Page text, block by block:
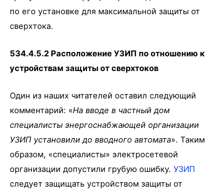
по его установке для максимальной защиты от
сверхтока.
534.4.5.2 Расположение УЗИП по отношению к
устройствам защиты от сверхтоков
Один из наших читателей оставил следующий
комментарий: «На вводе в частный дом
специалисты энергоснабжающей организации
УЗИП установили до вводного автомата». Таким
образом, «специалисты» электросетевой
организации допустили грубую ошибку. УЗИП
следует защищать устройством защиты от